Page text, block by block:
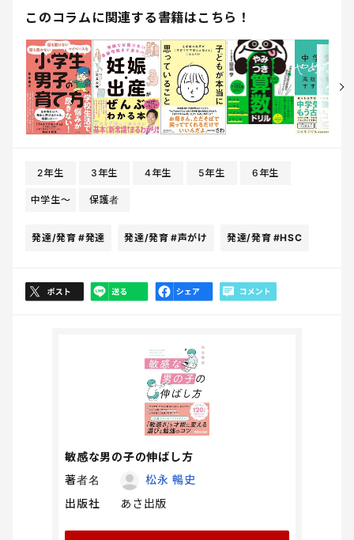
このコラムに関連する書籍はこちら！
2年生 3年生 4年生 5年生 6年生
中学生〜 保護者
発達/発育 #発達 発達/発育 #声がけ 発達/発育 #HSC
敏感な男の子の伸ばし方
著者名
松永 暢史
出版社
あさ出版